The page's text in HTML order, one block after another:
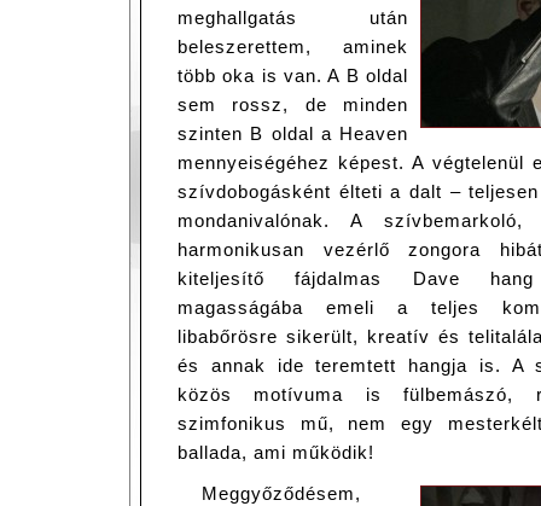
meghallgatás után
beleszerettem, aminek
több oka is van. A B oldal
sem rossz, de minden
szinten B oldal a Heaven
mennyeiségéhez képest. A végtelenül
szívdobogásként élteti a dalt –
mondanivalónak. A
harmonikusan vezérlő zongora
kiteljesítő fájdalmas Dave
magasságába emeli a teljes
libabőrösre sikerült, kreatív és
és annak ide teremtett hangja is. A
közös motívuma is fülbemászó,
szimfonikus mű, nem egy
ballada, ami működik!
Meggyőződésem,